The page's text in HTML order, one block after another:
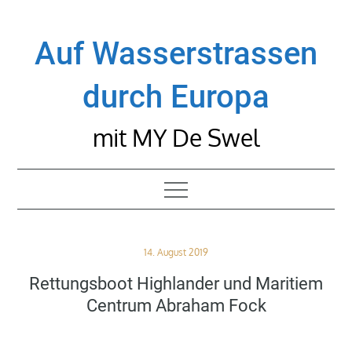
contentAuf Wasserstrassen
durch Europa
mit MY De Swel
Posted
14. August 2019
Rettungsboot Highlander und Maritiem
Centrum Abraham Fock